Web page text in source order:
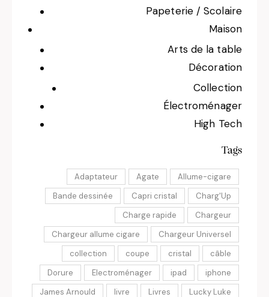
Papeterie / Scolaire
Maison
Arts de la table
Décoration
Collection
Électroménager
High Tech
Tags
Adaptateur Agate
Allume-cigare
Bande dessinée
Capri cristal
Charg'Up
Charge rapide
Chargeur
Chargeur allume cigare
Chargeur Universel
collection
coupe cristal
câble
Dorure
Electroménager ipad
iphone
James Arnould
livre Livres Lucky Luke